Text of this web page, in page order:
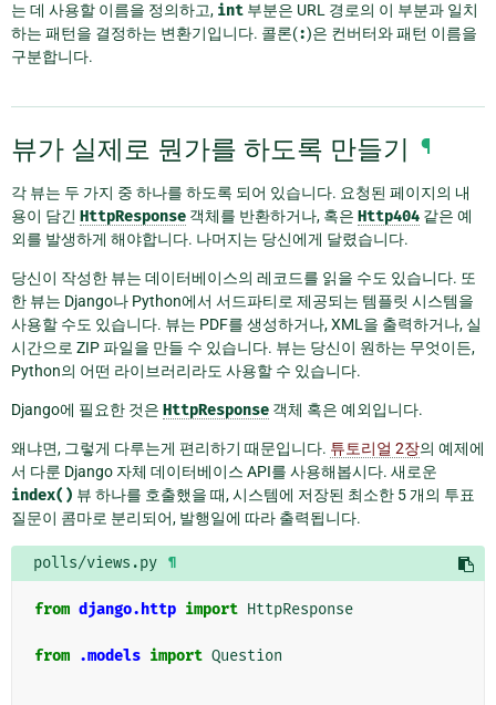
는 데 사용할 이름을 정의하고, int 부분은 URL 경로의 이 부분과 일치
하는 패턴을 결정하는 변환기입니다. 콜론(:)은 컨버터와 패턴 이름을
구분합니다.
뷰가 실제로 뭔가를 하도록 만들기 ¶
각 뷰는 두 가지 중 하나를 하도록 되어 있습니다. 요청된 페이지의 내
용이 담긴 HttpResponse 객체를 반환하거나, 혹은 Http404 같은 예
외를 발생하게 해야합니다. 나머지는 당신에게 달렸습니다.
당신이 작성한 뷰는 데이터베이스의 레코드를 읽을 수도 있습니다. 또
한 뷰는 Django나 Python에서 서드파티로 제공되는 템플릿 시스템을
사용할 수도 있습니다. 뷰는 PDF를 생성하거나, XML을 출력하거나, 실
시간으로 ZIP 파일을 만들 수 있습니다. 뷰는 당신이 원하는 무엇이든,
Python의 어떤 라이브러리라도 사용할 수 있습니다.
Django에 필요한 것은 HttpResponse 객체 혹은 예외입니다.
왜냐면, 그렇게 다루는게 편리하기 때문입니다. 튜토리얼 2장의 예제에
서 다룬 Django 자체 데이터베이스 API를 사용해봅시다. 새로운
index() 뷰 하나를 호출했을 때, 시스템에 저장된 최소한 5 개의 투표
질문이 콤마로 분리되어, 발행일에 따라 출력됩니다.
polls/views.py ¶
from django.http import HttpResponse
from .models import Question